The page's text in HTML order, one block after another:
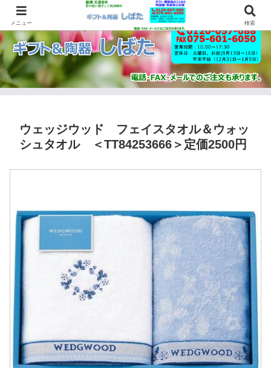
ウェッジウッド フェイスタオル＆ウォッ
シュタオル ＜TT84253666＞定価2500円
メニュー 検索